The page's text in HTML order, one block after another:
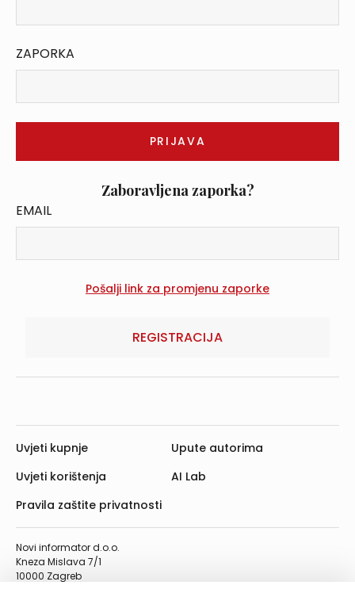
ZAPORKA
Zaboravljena zaporka?
EMAIL
REGISTRACIJA
Novi informator d.o.o.
Kneza Mislava 7/1
10000 Zagreb
Uvjeti kupnje
Uvjeti korištenja
Pravila zaštite privatnosti
Upute autorima
AI Lab